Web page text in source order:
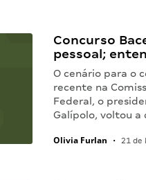
Concurso
pessoal;
O cenário para o
recente na
Federal, o
Galípolo, voltou
Olivia Furlan • 21 de